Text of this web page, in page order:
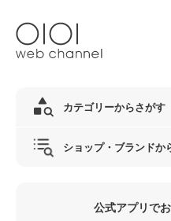
カテゴリーからさがす
ショップ・ブランドか
公式アプリで